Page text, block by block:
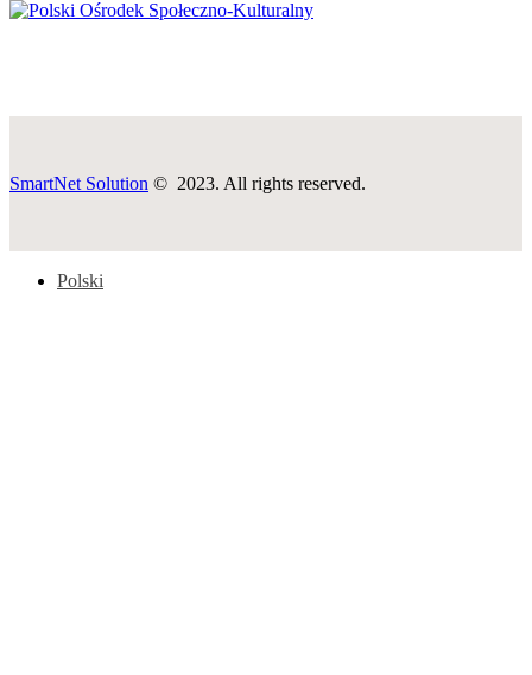
SmartNet Solution © 2023. All rights reserved.
Polski